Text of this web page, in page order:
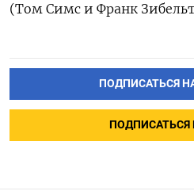
(Том Симс и Франк
ПОДПИСАТЬСЯ
ПОДПИСАТЬСЯ